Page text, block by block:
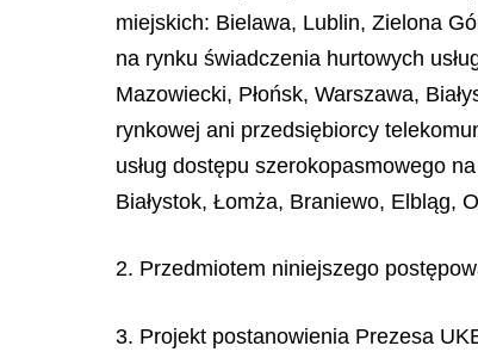
miejskich: Bielawa, Lublin, Zielona
na rynku świadczenia hurtowych
Mazowiecki, Płońsk, Warszawa,
rynkowej ani przedsiębiorcy
usług dostępu szerokopasmowego
Białystok, Łomża, Braniewo, Elbląg,
2. Przedmiotem niniejszego
3. Projekt postanowienia Prezesa